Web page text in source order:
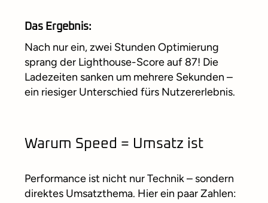
Das Ergebnis:
Nach nur ein, zwei Stunden Optimierung
sprang der Lighthouse-Score auf 87! Die
Ladezeiten sanken um mehrere Sekunden –
ein riesiger Unterschied fürs Nutzererlebnis.
Warum Speed = Umsatz ist
Performance ist nicht nur Technik – sondern
direktes Umsatzthema. Hier ein paar Zahlen: